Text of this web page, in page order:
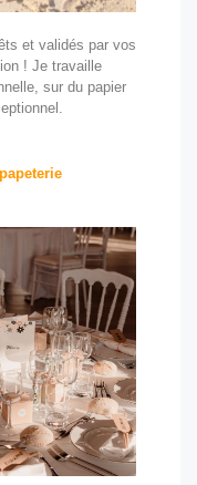
et validés par vos
! Je travaille
sur du papier